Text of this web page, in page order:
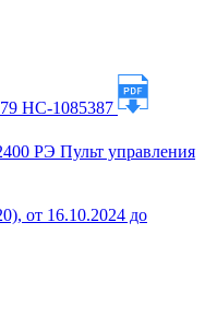
НС-1085387
РЭ Пульт управления
от 16.10.2024 до